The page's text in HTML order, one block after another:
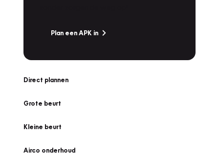
Plan een APK in
Direct plannen
Grote beurt
Kleine beurt
Airco onderhoud